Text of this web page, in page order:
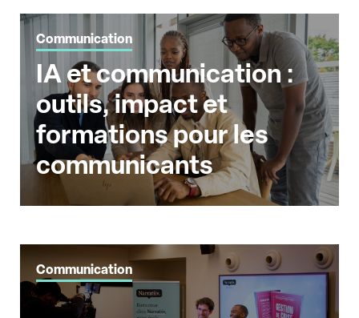
Communication
IA et communication :
outils, impact et
formations pour les
communicants
Communication